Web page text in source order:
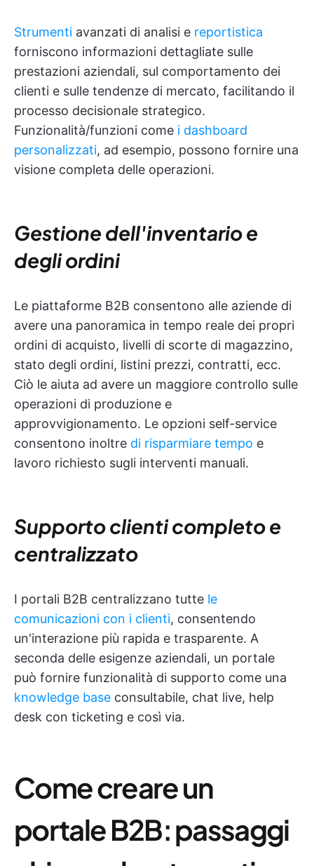
Strumenti avanzati di analisi e reportistica
forniscono informazioni dettagliate sulle
prestazioni aziendali, sul comportamento dei
clienti e sulle tendenze di mercato, facilitando il
processo decisionale strategico.
Funzionalità/funzioni come i dashboard
personalizzati, ad esempio, possono fornire una
visione completa delle operazioni.
Gestione dell'inventario e
degli ordini
Le piattaforme B2B consentono alle aziende di
avere una panoramica in tempo reale dei propri
ordini di acquisto, livelli di scorte di magazzino,
stato degli ordini, listini prezzi, contratti, ecc.
Ciò le aiuta ad avere un maggiore controllo sulle
operazioni di produzione e
approvvigionamento. Le opzioni self-service
consentono inoltre di risparmiare tempo e
lavoro richiesto sugli interventi manuali.
Supporto clienti completo e
centralizzato
I portali B2B centralizzano tutte le
comunicazioni con i clienti, consentendo
un'interazione più rapida e trasparente. A
seconda delle esigenze aziendali, un portale
può fornire funzionalità di supporto come una
knowledge base consultabile, chat live, help
desk con ticketing e così via.
Come creare un
portale B2B: passaggi